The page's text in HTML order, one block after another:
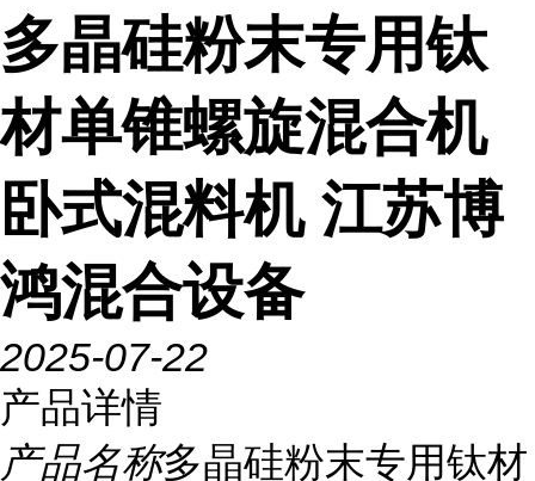
多晶硅粉末专用钛
材单锥螺旋混合机
卧式混料机 江苏博
鸿混合设备
2025-07-22
产品详情
产品名称多晶硅粉末专用钛材